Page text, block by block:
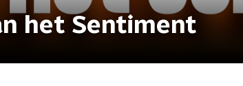
het Sentiment